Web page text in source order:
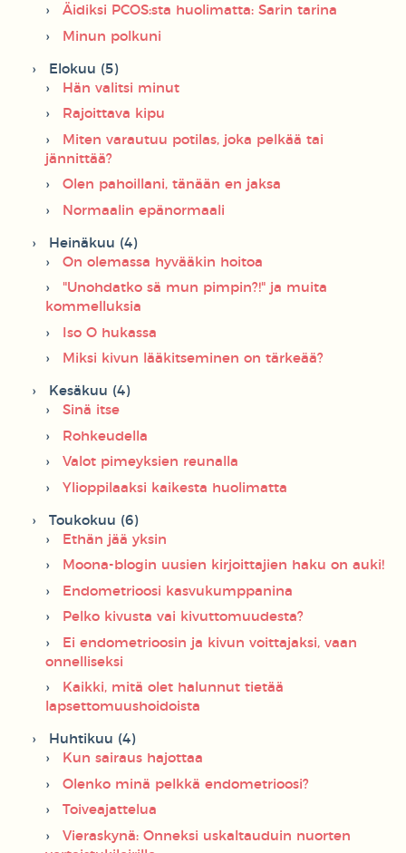
Äidiksi PCOS:sta huolimatta: Sarin tarina
Minun polkuni
Elokuu (5)
Hän valitsi minut
Rajoittava kipu
Miten varautuu potilas, joka pelkää tai
jännittää?
Olen pahoillani, tänään en jaksa
Normaalin epänormaali
Heinäkuu (4)
On olemassa hyvääkin hoitoa
"Unohdatko sä mun pimpin?!" ja muita
kommelluksia
Iso O hukassa
Miksi kivun lääkitseminen on tärkeää?
Kesäkuu (4)
Sinä itse
Rohkeudella
Valot pimeyksien reunalla
Ylioppilaaksi kaikesta huolimatta
Toukokuu (6)
Ethän jää yksin
Moona-blogin uusien kirjoittajien haku on auki!
Endometrioosi kasvukumppanina
Pelko kivusta vai kivuttomuudesta?
Ei endometrioosin ja kivun voittajaksi, vaan
onnelliseksi
Kaikki, mitä olet halunnut tietää
lapsettomuushoidoista
Huhtikuu (4)
Kun sairaus hajottaa
Olenko minä pelkkä endometrioosi?
Toiveajattelua
Vieraskynä: Onneksi uskaltauduin nuorten